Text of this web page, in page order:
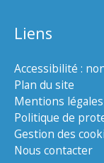
Liens
Accessibilité :
Plan du site
Mentions légales
Politique de
Gestion des
Nous contacter